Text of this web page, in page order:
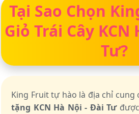
Tại Sao Chọn
Giỏ Trái Cây
Tư?
King Fruit tự hào là địa chỉ cung
tặng KCN Hà Nội - Đài Tư